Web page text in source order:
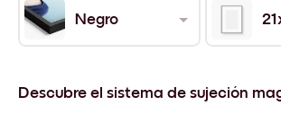
Negro
Descubre el sistema de sujeción